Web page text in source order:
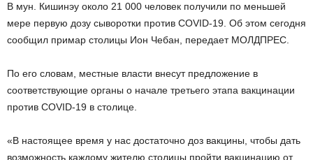
В мун. Кишинэу около 21 000 человек получили по меньшей
мере первую дозу сыворотки против COVID-19. Об этом сегодня
сообщил примар столицы Ион Чебан, передает МОЛДПРЕС.
По его словам, местные власти внесут предложение в
соответствующие органы о начале третьего этапа вакцинации
против COVID-19 в столице.
«В настоящее время у нас достаточно доз вакцины, чтобы дать
возможность каждому жителю столицы пройти вакцинацию от